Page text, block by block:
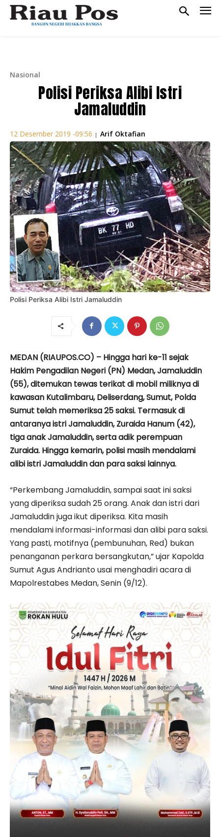
Nasional
Polisi Periksa Alibi Istri
Jamaluddin
12 Desember 2019 -09:56 | Arif Oktafian
Polisi Periksa Alibi Istri Jamaluddin
MEDAN (RIAUPOS.CO) – Hingga hari ke-11 sejak
Hakim Pengadilan Negeri (PN) Medan, Jamaluddin
(55), ditemukan tewas terikat di mobil miliknya di
kawasan Kutalimbaru, Deliserdang, Sumut, Polda
Sumut telah memeriksa 25 saksi. Termasuk di
antaranya istri Jamaluddin, Zuraida Hanum (42),
tiga anak Jamaluddin, serta adik perempuan
Zuraida. Hingga kemarin, polisi masih mendalami
alibi istri Jamaluddin dan para saksi lainnya.
“Perkembang Jamaluddin, sampai saat ini saksi
yang diperiksa sudah 25 orang. Anak dan istri dari
Jamaluddin juga ikut diperiksa. Kita masih
mendalami informasi-informasi dan alibi para saksi.
Yang pasti, motifnya (pembunuhan, Red) bukan
penanganan perkara bersangkutan,” ujar Kapolda
Sumut Agus Andrianto usai menghadiri acara di
Mapolrestabes Medan, Senin (9/12).